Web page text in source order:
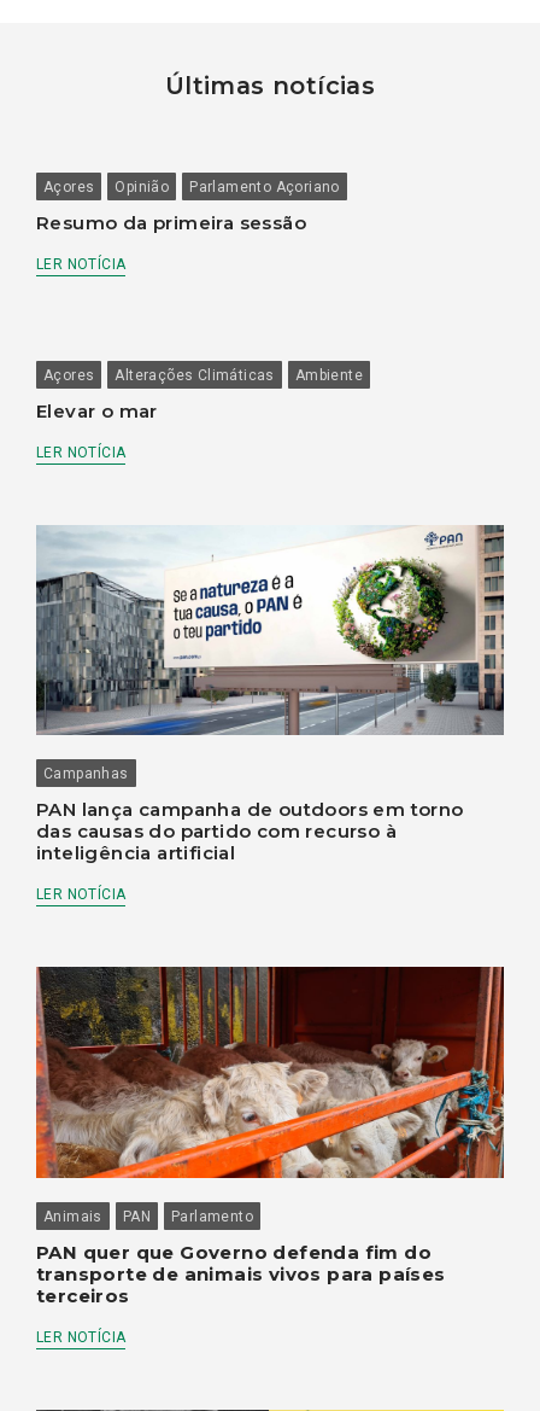
Últimas notícias
Açores Opinião Parlamento Açoriano
Resumo da primeira sessão
LER NOTÍCIA
Açores Alterações Climáticas Ambiente
Elevar o mar
LER NOTÍCIA
Campanhas
PAN lança campanha de outdoors em torno
das causas do partido com recurso à
inteligência artificial
LER NOTÍCIA
Animais PAN Parlamento
PAN quer que Governo defenda fim do
transporte de animais vivos para países
terceiros
LER NOTÍCIA